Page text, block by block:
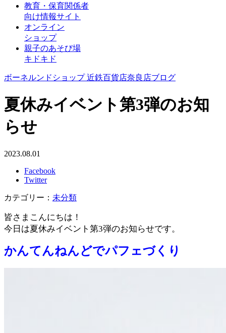
教育・保育関係者
向け情報サイト
オンライン
ショップ
親子のあそび場
キドキド
ボーネルンドショップ 近鉄百貨店奈良店ブログ
夏休みイベント第3弾のお知
らせ
2023.08.01
Facebook
Twitter
カテゴリー： 未分類
皆さまこんにちは！
今日は夏休みイベント第3弾のお知らせです。
かんてんねんどでパフェづくり